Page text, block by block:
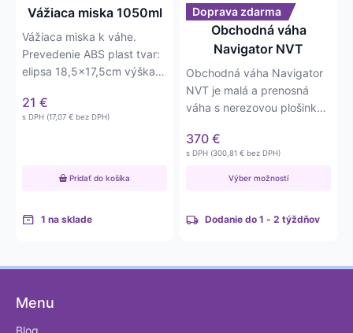
Vážiaca miska 1050ml
Vážiaca miska k váhe.
Prevedenie ABS plast tvar:
elipsa 18,5×17,5cm výška
1050ml
21 €
s DPH (17,07 € bez DPH)
Pridať do košíka
1 na sklade
Doprava zdarma
Obchodná váha
Navigator NVT
Obchodná váha Navigator
NVT je malá a prenosná
váha s nerezovou plošinkou
ovládaním…
370 €
s DPH (300,81 € bez DPH)
Výber možností
môžete
vybrať
produktu.
Dodanie do 1 - 2 týždňov
Menu
Blog